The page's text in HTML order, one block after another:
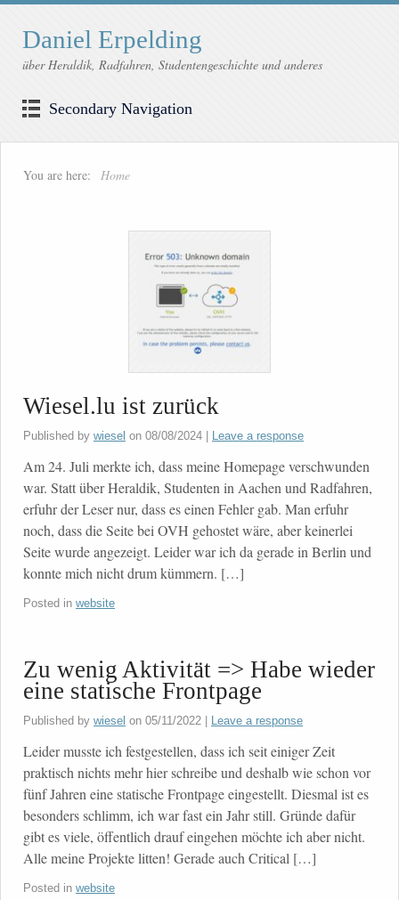
Daniel Erpelding
über Heraldik, Radfahren, Studentengeschichte und anderes
Secondary Navigation
You are here: Home
Wiesel.lu ist zurück
Published by wiesel on 08/08/2024 Leave a response
Am 24. Juli merkte ich, dass meine Homepage verschwunden
war. Statt über Heraldik, Studenten in Aachen und Radfahren,
erfuhr der Leser nur, dass es einen Fehler gab. Man erfuhr
noch, dass die Seite bei OVH gehostet wäre, aber keinerlei
Seite wurde angezeigt. Leider war ich da gerade in Berlin und
konnte mich nicht drum kümmern. […]
Posted in website
Zu wenig Aktivität => Habe wieder
eine statische Frontpage
Published by wiesel on 05/11/2022 Leave a response
Leider musste ich festgestellen, dass ich seit einiger Zeit
praktisch nichts mehr hier schreibe und deshalb wie schon vor
fünf Jahren eine statische Frontpage eingestellt. Diesmal ist es
besonders schlimm, ich war fast ein Jahr still. Gründe dafür
gibt es viele, öffentlich drauf eingehen möchte ich aber nicht.
Alle meine Projekte litten! Gerade auch Critical […]
Posted in website